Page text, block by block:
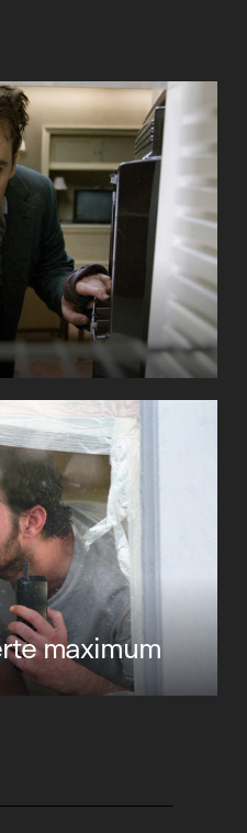
maximum